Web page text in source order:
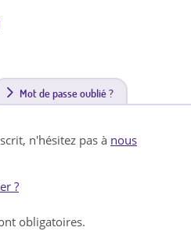
Mot de passe oublié ?
n'hésitez pas à nous
?
obligatoires.